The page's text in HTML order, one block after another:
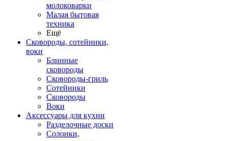
молоковарки
Малая бытовая
техника
Ещё
Сковороды, сотейники,
воки
Блинные
сковороды
Сковороды-гриль
Сотейники
Сковороды
Воки
Аксессуары для кухни
Разделочные доски
Солонки,